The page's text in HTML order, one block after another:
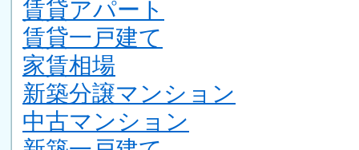
賃貸アパート
賃貸一戸建て
家賃相場
新築分譲マンション
中古マンション